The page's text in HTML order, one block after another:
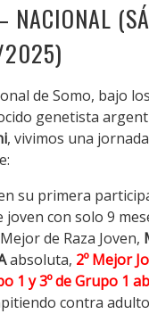
NACIONAL
de Somo, bajo
genetista
, vivimos una jornada
su primera
joven con solo 9
de Raza Joven,
absoluta, 2º Mejor
1 y 3º de Grupo 1
contra